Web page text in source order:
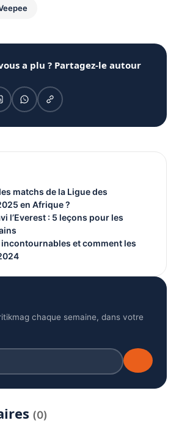
a plu ? Partagez-le autour
matchs de la Ligue des
en Afrique ?
l’Everest : 5 leçons pour les
incontournables et comment les
chaque semaine, dans votre
(0)